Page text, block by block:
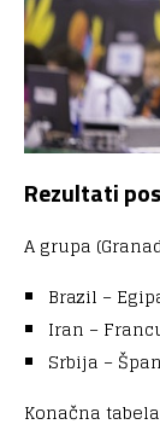
Rezultati
A grupa
Brazil –
Iran –
Srbija –
Konačna tabela